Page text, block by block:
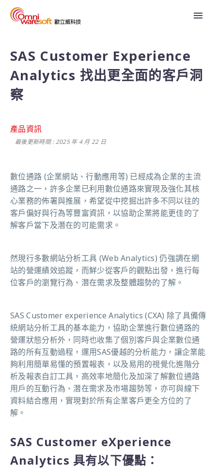
SAS Customer Experience
Analytics 找出更全面的客戶洞
察
產品資訊
最後更新時間 : 2025 年 4 月 22 日
數位通路 (企業網站、行動應用等) 已經成為企業的主流
通路之一，許多企業已利用數位通路來實現及強化其核
心業務的佈署與推展，希望從中挖掘出許多不同以往的
客戶偏好與行為等豐富資訊，以協助企業將能更佳的了
解客戶當下及潛在的可能需求。
然現行多數網站分析工具 (Web Analytics) 仍強調在網
站的營運績效追蹤，而鮮少從客戶的觀點出發，進行每
位客戶的瀏覽行為、潛在需求及整體趨勢的了解。
SAS Customer experience Analytics (CXA) 除了具備傳
統網站分析工具的基本能力，協助企業進行數位通路的
營運狀態分析外，同時也收集了個別客戶與企業數位通
路的所有互動過程，運用SAS優越的分析能力，讓企業能
夠利用簡單易懂的預置報表，以及易用的視覺化進階分
析及報表自訂工具，高效率地簡化及加深了解數位通路
用戶的互動行為、潛在需求及市場趨勢等，亦可與線下
資料結合應用，實現對於所有企業客戶更全方位的了
解。
SAS Customer eXperience
Analytics 具有以下優點：